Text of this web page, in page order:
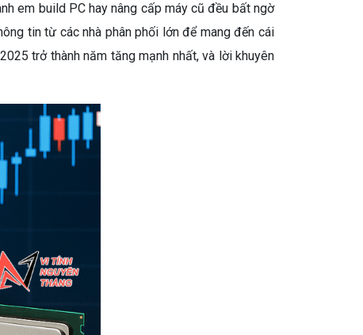
em build PC hay nâng cấp máy cũ đều bất ngờ
tin từ các nhà phân phối lớn để mang đến cái
trở thành năm tăng mạnh nhất, và lời khuyên